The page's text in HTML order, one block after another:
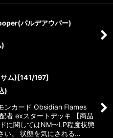
パルデアウパー)
)
ム)[141/197]
)
ンカード Obsidian Flames
者 exスタートデッキ 【商品
に関してはNM〜LP程度状態
い。 状態を気にされる…